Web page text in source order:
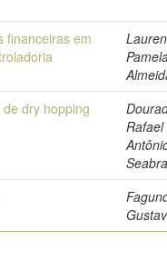
financeiras em
dry hopping
Rafael
Seabra